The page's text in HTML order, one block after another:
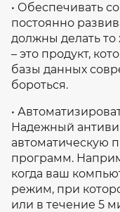
• Обеспечивать
постоянно
должны делать
– это продукт,
базы данных
бороться.
•
Надежный
автоматическую
программ.
когда ваш
режим, при
или в течение 5